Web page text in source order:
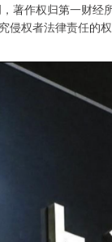
著作权归第一财
权者法律责任的